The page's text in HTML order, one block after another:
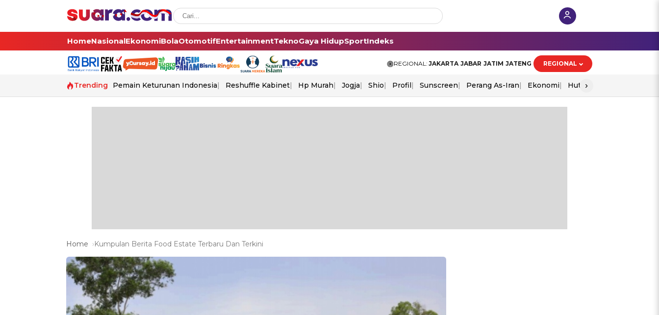
HomeNasionalEkonomiBolaOtomotifEntertainmentTeknoGaya HidupSportIndeks
REGIONAL: JAKARTA JABAR JATIM JATENG REGIONAL
Trending Pemain Keturunan Indonesia Reshuffle Kabinet Hp Murah Jogja Shio Profil Sunscreen Perang As-Iran Ekonomi Hut Ri
›
Home Kumpulan Berita Food Estate Terbaru Dan Terkini